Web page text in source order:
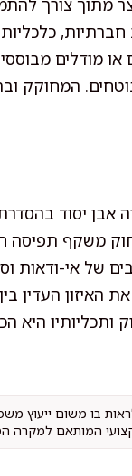
מתוך צורך
או מודלים
המחוקק
הביטוח, התשמ"א-1981,
משקף
של אי-
העדין
היא
בו משום ייעוץ
המותאם למקרה